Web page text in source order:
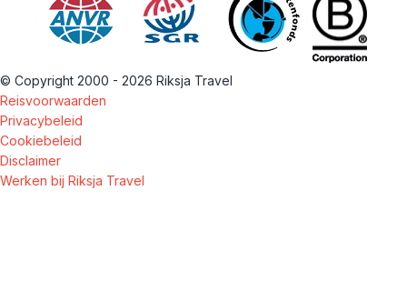
© Copyright 2000 - 2026 Riksja Travel
Reisvoorwaarden
Privacybeleid
Cookiebeleid
Disclaimer
Werken bij Riksja Travel